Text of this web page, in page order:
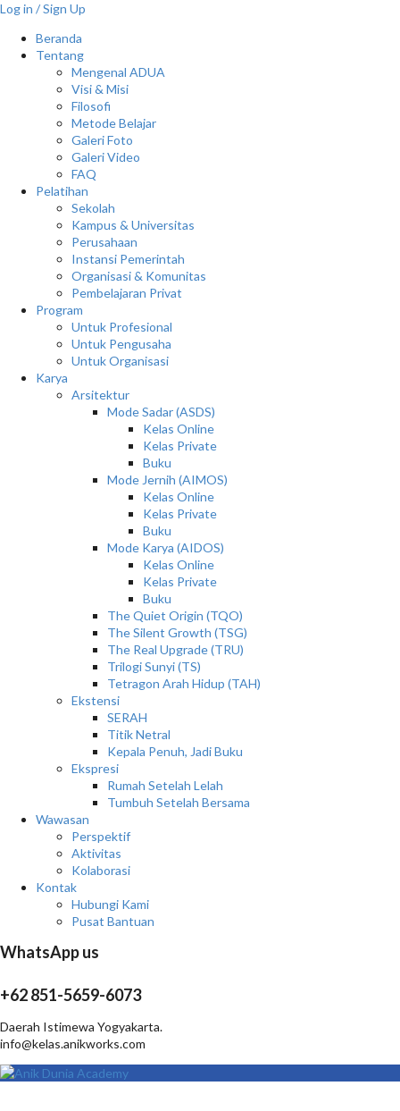
Log in / Sign Up
Beranda
Tentang
Mengenal ADUA
Visi & Misi
Filosofi
Metode Belajar
Galeri Foto
Galeri Video
FAQ
Pelatihan
Sekolah
Kampus & Universitas
Perusahaan
Instansi Pemerintah
Organisasi & Komunitas
Pembelajaran Privat
Program
Untuk Profesional
Untuk Pengusaha
Untuk Organisasi
Karya
Arsitektur
Mode Sadar (ASDS)
Kelas Online
Kelas Private
Buku
Mode Jernih (AIMOS)
Kelas Online
Kelas Private
Buku
Mode Karya (AIDOS)
Kelas Online
Kelas Private
Buku
The Quiet Origin (TQO)
The Silent Growth (TSG)
The Real Upgrade (TRU)
Trilogi Sunyi (TS)
Tetragon Arah Hidup (TAH)
Ekstensi
SERAH
Titik Netral
Kepala Penuh, Jadi Buku
Ekspresi
Rumah Setelah Lelah
Tumbuh Setelah Bersama
Wawasan
Perspektif
Aktivitas
Kolaborasi
Kontak
Hubungi Kami
Pusat Bantuan
WhatsApp us
+62 851-5659-6073
Daerah Istimewa Yogyakarta.
info@kelas.anikworks.com